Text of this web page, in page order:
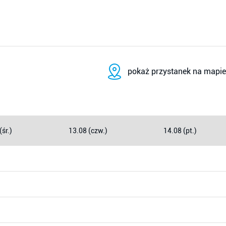
pokaż przystanek na mapie
13.08 (czw.) 14.08 (pt.)